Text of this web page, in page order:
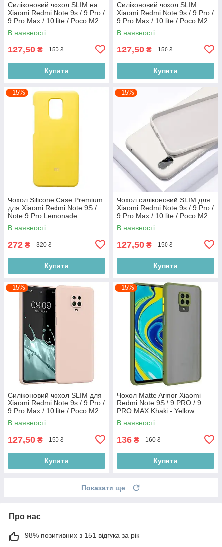
Силіконовий чохол SLIM на
Xiaomi Redmi Note 9s / 9 Pro /
9 Pro Max / 10 lite / Poco M2
Pro Yellow
В наявності
127,50 ₴ 150 ₴
Купити
Силіконовий чохол SLIM
Xiaomi Redmi Note 9s / 9 Pro /
9 Pro Max / 10 lite / Poco M2
Pro Tiffany
В наявності
127,50 ₴ 150 ₴
Купити
–15%
Чохол Silicone Case Premium
для Xiaomi Redmi Note 9S /
Note 9 Pro Lemonade
(закритий низ)
В наявності
272 ₴ 320 ₴
Купити
–15%
Чохол силіконовий SLIM для
Xiaomi Redmi Note 9s / 9 Pro /
9 Pro Max / 10 lite / Poco M2
Pro Cream
В наявності
127,50 ₴ 150 ₴
Купити
–15%
Силіконовий чохол SLIM для
Xiaomi Redmi Note 9s / 9 Pro /
9 Pro Max / 10 lite / Poco M2
Pro Nude
В наявності
127,50 ₴ 150 ₴
Купити
–15%
Чохол Matte Armor Xiaomi
Redmi Note 9S / 9 PRO / 9
PRO MAX Khaki - Yellow
В наявності
136 ₴ 160 ₴
Купити
Показати ще
Про нас
98% позитивних з 151 відгука за рік